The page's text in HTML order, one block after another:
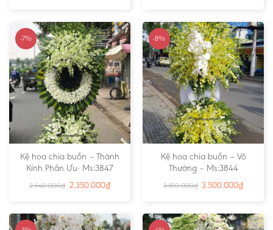
-7%
Kệ hoa chia buồn – Thành
Kính Phân Ưu- Ms:3847
2.540.000₫ 2.350.000₫
-8%
Kệ hoa chia buồn – Vô
Thường – Ms:3844
3.810.000₫ 3.500.000₫